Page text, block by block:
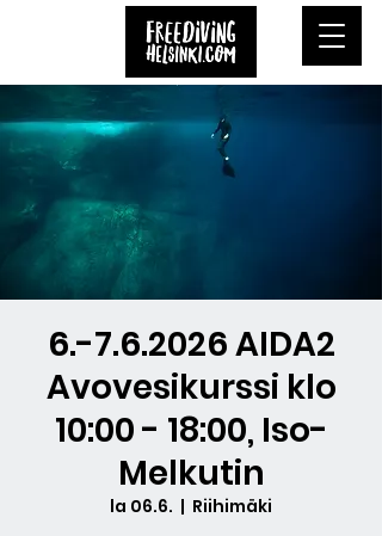
6.-7.6.2026 AIDA2
Avovesikurssi klo
10:00 - 18:00, Iso-
Melkutin
la 06.6.
  |
Riihimäki